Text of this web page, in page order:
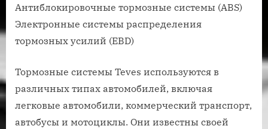
Антиблокировочные тормозные системы (ABS)
Электронные системы распределения
тормозных усилий (EBD)
Тормозные системы Teves используются в
различных типах автомобилей, включая
легковые автомобили, коммерческий транспорт,
автобусы и мотоциклы. Они известны своей